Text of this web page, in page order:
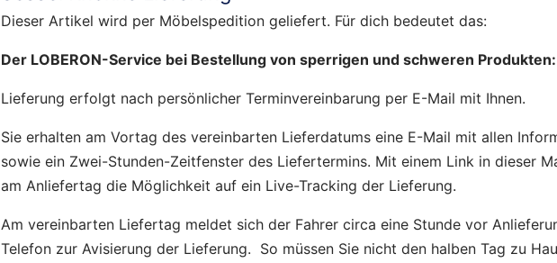
Dieser Artikel wird per Möbelspedition geliefert. Für dich bedeutet das:
Der LOBERON-Service bei Bestellung von sperrigen und schweren Produkten:
Lieferung erfolgt nach persönlicher Terminvereinbarung per E-Mail mit Ihnen.
Sie erhalten am Vortag des vereinbarten Lieferdatums eine E-Mail mit allen
sowie ein Zwei-Stunden-Zeitfenster des Liefertermins. Mit einem Link in dieser
am Anliefertag die Möglichkeit auf ein Live-Tracking der Lieferung.
Am vereinbarten Liefertag meldet sich der Fahrer circa eine Stunde vor
Telefon zur Avisierung der Lieferung. So müssen Sie nicht den halben Tag zu